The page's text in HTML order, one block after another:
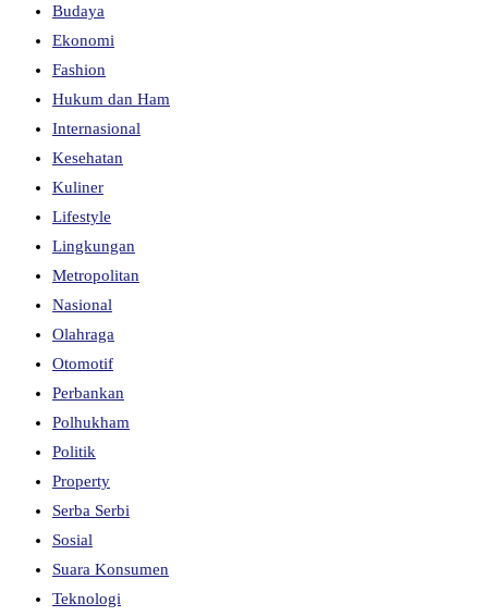
Budaya
Ekonomi
Fashion
Hukum dan Ham
Internasional
Kesehatan
Kuliner
Lifestyle
Lingkungan
Metropolitan
Nasional
Olahraga
Otomotif
Perbankan
Polhukham
Politik
Property
Serba Serbi
Sosial
Suara Konsumen
Teknologi